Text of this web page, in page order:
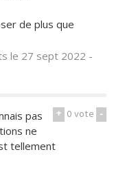
de plus que
le 27 sept 2022 -
+ 0vote -
pas
ne
tellement